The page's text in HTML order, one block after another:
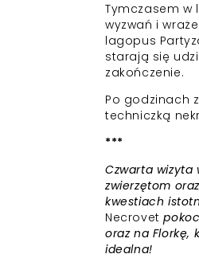
Tymczasem w
wyzwań i
lagopus
starają się
zakończenie.
Po godzinach
techniczką
***
Czwarta wizyta
zwierzętom
kwestiach
Necrovet
oraz na Florkę,
idealna!